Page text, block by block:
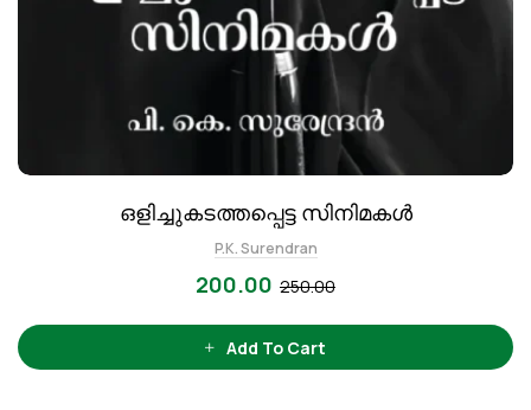
ഒളിച്ചുകടത്തപ്പെട്ട സിനിമകൾ
P.K. Surendran
250.00
200.00
Add To Cart